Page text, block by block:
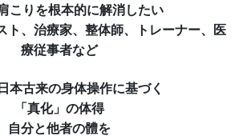
こりを根本的に解消したい
ト、治療家、整体師、トレーナー、医
療従事者など
本古来の身体操作に基づく
「真化」の体得
自分と他者の體を